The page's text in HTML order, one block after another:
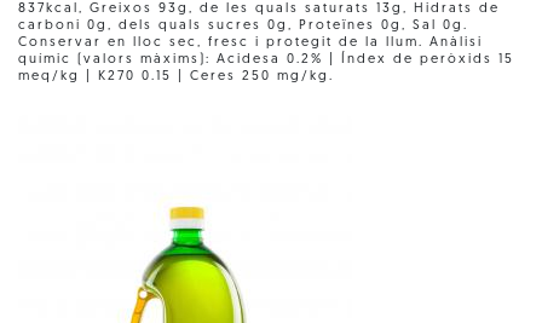
837kcal, Greixos 93g, de les quals saturats 13g, Hidrats de
carboni 0g, dels quals sucres 0g, Proteïnes 0g, Sal 0g.
Conservar en lloc sec, fresc i protegit de la llum. Anàlisi
químic (valors màxims): Acidesa 0.2% | Índex de peròxids 15
meq/kg | K270 0.15 | Ceres 250 mg/kg.